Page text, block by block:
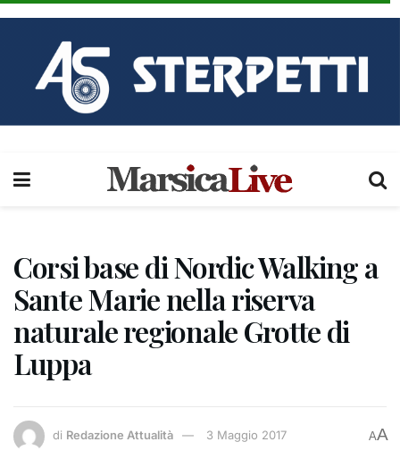
Corsi base di Nordic Walking a
Sante Marie nella riserva
naturale regionale Grotte di
Luppa
di Redazione Attualità 3 Maggio 2017 AA